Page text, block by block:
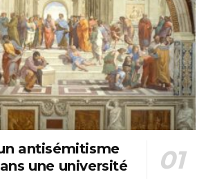
antisémitisme
une université